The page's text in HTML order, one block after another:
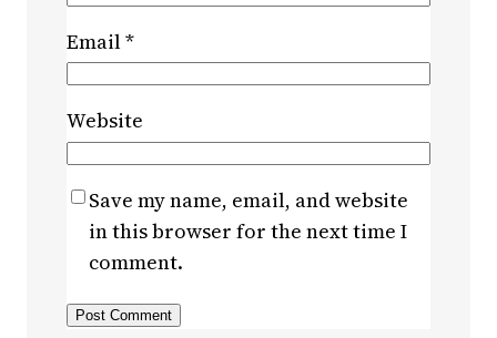
Email*
Website
Save my name, email, and website
in this browser for the next time I
comment.